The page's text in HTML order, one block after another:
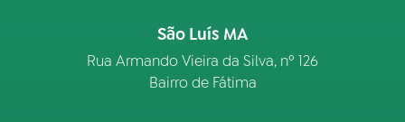
São Luís MA
Rua Armando Vieira da Silva, nº 126
Bairro de Fátima